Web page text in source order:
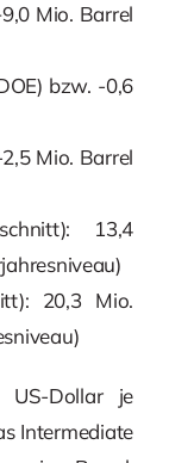
Mio. Barrel
bzw. -0,6
Mio. Barrel
13,4
20,3 Mio.
US-Dollar je
Intermediate